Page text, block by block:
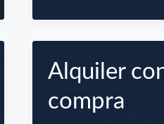
si
tiene
hipoteca?
Alquiler
compra